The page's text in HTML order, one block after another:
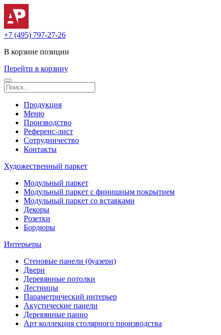
+7 (495) 797-27-26
В корзине позиции
Перейти в корзину
Продукция
Меню
Производство
Референс-лист
Сотрудничество
Контакты
Художественный паркет
Модульный паркет
Модульный паркет с финишным покрытием
Модульный паркет со вставками
Декоры
Розетки
Бордюры
Интерьеры
Стеновые панели (буазери)
Двери
Деревянные потолки
Лестницы
Параметрический интерьер
Акустические панели
Деревянные панно
Арт коллекция столярного производства